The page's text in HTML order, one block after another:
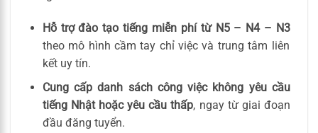
Hỗ trợ đào tạo tiếng miễn phí từ N5 – N4 – N3
theo mô hình cầm tay chỉ việc và trung tâm liên
kết uy tín.
Cung cấp danh sách công việc không yêu cầu
tiếng Nhật hoặc yêu cầu thấp, ngay từ giai đoạn
đầu đăng tuyển.